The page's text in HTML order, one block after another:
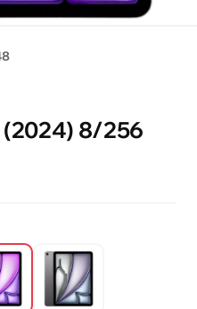
(2024) 8/256